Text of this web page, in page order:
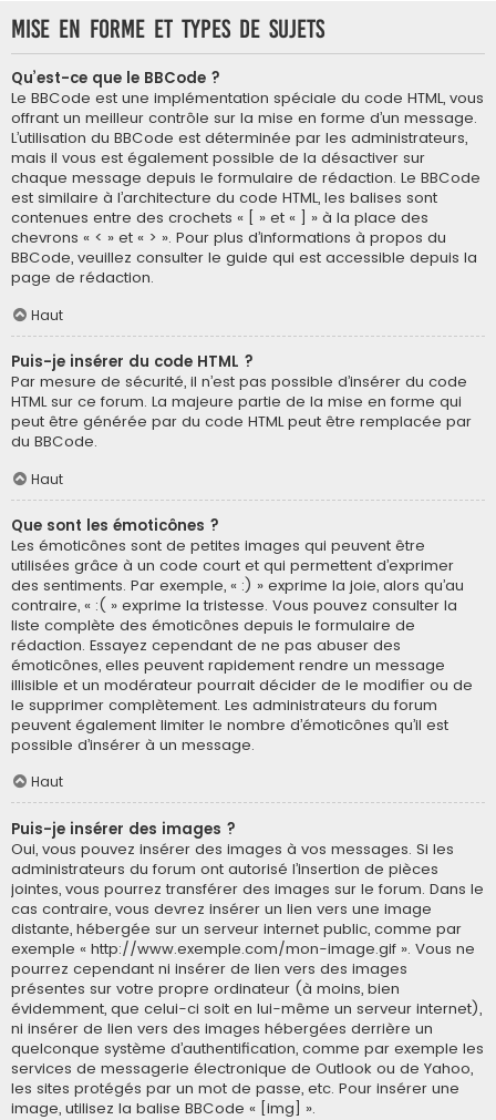
Mise en forme et types de sujets
Qu’est-ce que le BBCode ?
Le BBCode est une implémentation spéciale du code HTML, vous
offrant un meilleur contrôle sur la mise en forme d’un message.
L’utilisation du BBCode est déterminée par les administrateurs,
mais il vous est également possible de la désactiver sur
chaque message depuis le formulaire de rédaction. Le BBCode
est similaire à l’architecture du code HTML, les balises sont
contenues entre des crochets « [ » et « ] » à la place des
chevrons « < » et « > ». Pour plus d’informations à propos du
BBCode, veuillez consulter le guide qui est accessible depuis la
page de rédaction.
Haut
Puis-je insérer du code HTML ?
Par mesure de sécurité, il n’est pas possible d’insérer du code
HTML sur ce forum. La majeure partie de la mise en forme qui
peut être générée par du code HTML peut être remplacée par
du BBCode.
Haut
Que sont les émoticônes ?
Les émoticônes sont de petites images qui peuvent être
utilisées grâce à un code court et qui permettent d’exprimer
des sentiments. Par exemple, « :) » exprime la joie, alors qu’au
contraire, « :( » exprime la tristesse. Vous pouvez consulter la
liste complète des émoticônes depuis le formulaire de
rédaction. Essayez cependant de ne pas abuser des
émoticônes, elles peuvent rapidement rendre un message
illisible et un modérateur pourrait décider de le modifier ou de
le supprimer complètement. Les administrateurs du forum
peuvent également limiter le nombre d’émoticônes qu’il est
possible d’insérer à un message.
Haut
Puis-je insérer des images ?
Oui, vous pouvez insérer des images à vos messages. Si les
administrateurs du forum ont autorisé l’insertion de pièces
jointes, vous pourrez transférer des images sur le forum. Dans le
cas contraire, vous devrez insérer un lien vers une image
distante, hébergée sur un serveur internet public, comme par
exemple « http://www.exemple.com/mon-image.gif ». Vous ne
pourrez cependant ni insérer de lien vers des images
présentes sur votre propre ordinateur (à moins, bien
évidemment, que celui-ci soit en lui-même un serveur internet),
ni insérer de lien vers des images hébergées derrière un
quelconque système d’authentification, comme par exemple les
services de messagerie électronique de Outlook ou de Yahoo,
les sites protégés par un mot de passe, etc. Pour insérer une
image, utilisez la balise BBCode « [img] ».